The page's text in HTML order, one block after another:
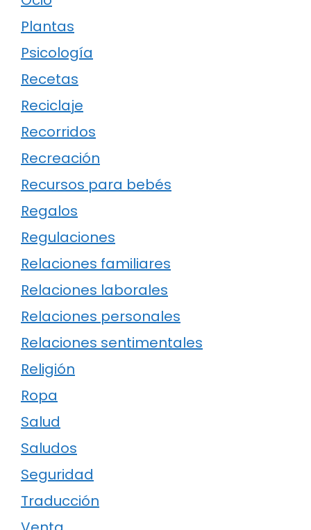
Plantas
Psicología
Recetas
Reciclaje
Recorridos
Recreación
Recursos para bebés
Regalos
Regulaciones
Relaciones familiares
Relaciones laborales
Relaciones personales
Relaciones sentimentales
Religión
Ropa
Salud
Saludos
Seguridad
Traducción